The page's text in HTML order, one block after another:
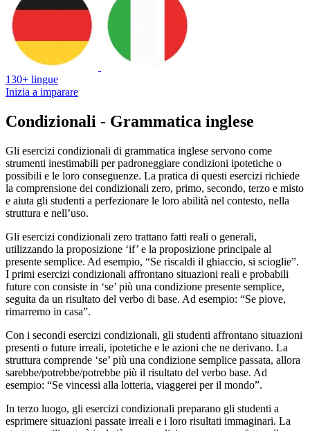
130+ lingue
Inizia a imparare
Condizionali - Grammatica inglese
Gli esercizi condizionali di grammatica inglese servono come
strumenti inestimabili per padroneggiare condizioni ipotetiche o
possibili e le loro conseguenze. La pratica di questi esercizi richiede
la comprensione dei condizionali zero, primo, secondo, terzo e misto
e aiuta gli studenti a perfezionare le loro abilità nel contesto, nella
struttura e nell’uso.
Gli esercizi condizionali zero trattano fatti reali o generali,
utilizzando la proposizione ‘if’ e la proposizione principale al
presente semplice. Ad esempio, “Se riscaldi il ghiaccio, si scioglie”.
I primi esercizi condizionali affrontano situazioni reali e probabili
future con consiste in ‘se’ più una condizione presente semplice,
seguita da un risultato del verbo di base. Ad esempio: “Se piove,
rimarremo in casa”.
Con i secondi esercizi condizionali, gli studenti affrontano situazioni
presenti o future irreali, ipotetiche e le azioni che ne derivano. La
struttura comprende ‘se’ più una condizione semplice passata, allora
sarebbe/potrebbe/potrebbe più il risultato del verbo base. Ad
esempio: “Se vincessi alla lotteria, viaggerei per il mondo”.
In terzo luogo, gli esercizi condizionali preparano gli studenti a
esprimere situazioni passate irreali e i loro risultati immaginari. La